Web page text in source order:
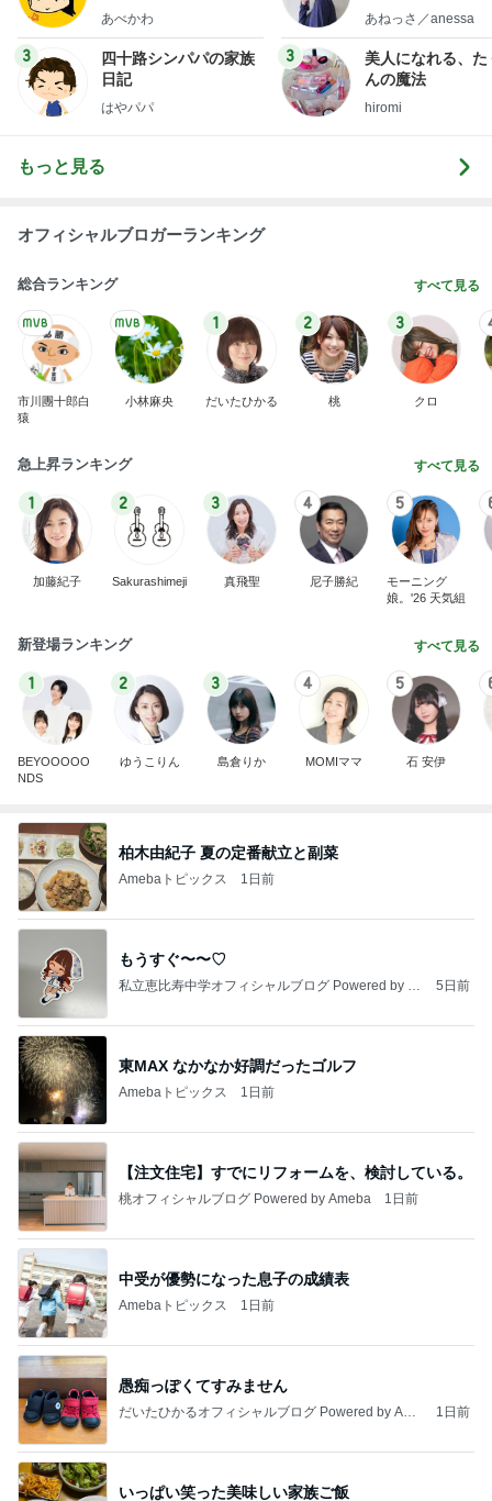
あべかわ
3
四十路シンパパの家族
日記
はやパパ
little
uty colum
あねっさ／anessa
3
美人になれる、た
んの魔法
hiromi
もっと見る
オフィシャルブロガーランキング
総合ランキング すべて見る
市川團十郎白
猿
小林麻央
1
だいたひかる
2
桃
3
クロ
急上昇ランキング すべて見る
1
加藤紀子
2
Sakurashimeji
3
真飛聖
4
尼子勝紀
5
モーニング
娘。'26 天気組
新登場ランキング すべて見る
1
BEYOOOOO
NDS
2
ゆうこりん
3
島倉りか
4
MOMIママ
5
石 安伊
柏木由紀子 夏の定番献立と副菜
Amebaトピックス 1日前
もうすぐ〜〜♡
私立恵比寿中学オフィシャルブログ Powered by A
5日前
東MAX なかなか好調だったゴルフ
Amebaトピックス 1日前
【注文住宅】すでにリフォームを、検討している。
桃オフィシャルブログ Powered by Ameba 1日前
中受が優勢になった息子の成績表
Amebaトピックス 1日前
愚痴っぽくてすみません
だいたひかるオフィシャルブログ Powered by Ame
1日前
いっぱい笑った美味しい家族ご飯